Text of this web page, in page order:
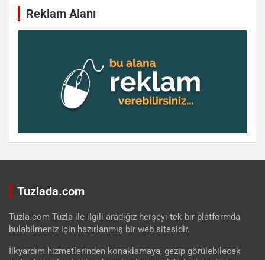
Reklam Alanı
Tuzlada.com
Tuzla.com Tuzla ile ilgili aradığız herşeyi tek bir platformda
bulabilmeniz için hazırlanmış bir web sitesidir.
İlkyardım hizmetlerinden konaklamaya, gezip görülebilecek